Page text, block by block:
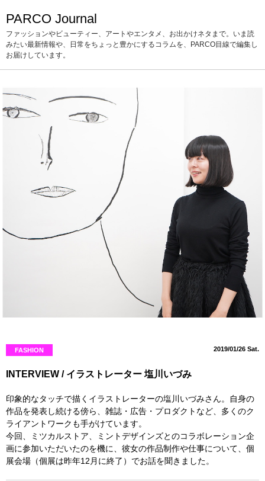
PARCO Journal
ファッションやビューティー、アートやエンタメ、お出かけネタまで。いま読
みたい最新情報や、日常をちょっと豊かにするコラムを、PARCO目線で編集し
お届けしています。
FASHION 2019/01/26 Sat.
INTERVIEW / イラストレーター 塩川いづみ
印象的なタッチで描くイラストレーターの塩川いづみさん。自身の
作品を発表し続ける傍ら、雑誌・広告・プロダクトなど、多くのク
ライアントワークも手がけています。
今回、ミツカルストア、ミントデザインズとのコラボレーション企
画に参加いただいたのを機に、彼女の作品制作や仕事について、個
展会場（個展は昨年12月に終了）でお話を聞きました。